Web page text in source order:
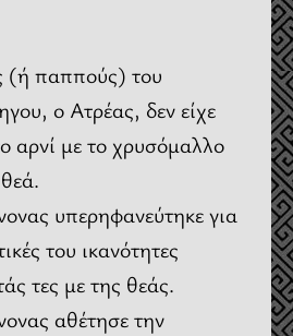
(ή παππούς) του
ο Ατρέας, δεν είχε
αρνί με το χρυσόμαλλο
υπερηφανεύτηκε για
του ικανότητες
τες με της θεάς.
αθέτησε την